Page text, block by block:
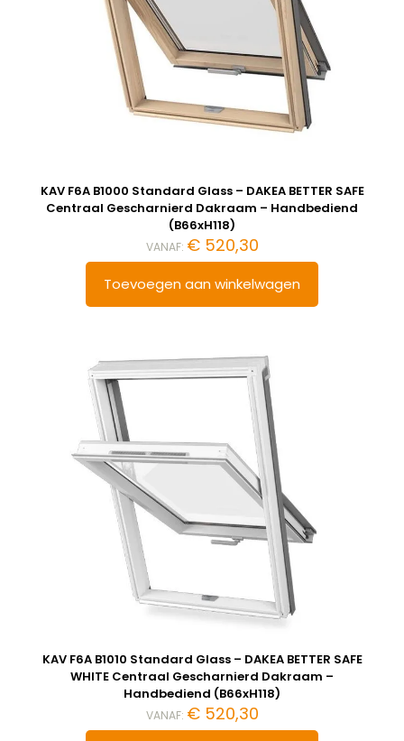
KAV F6A B1000 Standard Glass – DAKEA BETTER SAFE
Centraal Gescharnierd Dakraam – Handbediend
(B66xH118)
VANAF: €520,30
Toevoegen aan winkelwagen
KAV F6A B1010 Standard Glass – DAKEA BETTER SAFE
WHITE Centraal Gescharnierd Dakraam –
Handbediend (B66xH118)
VANAF: €520,30